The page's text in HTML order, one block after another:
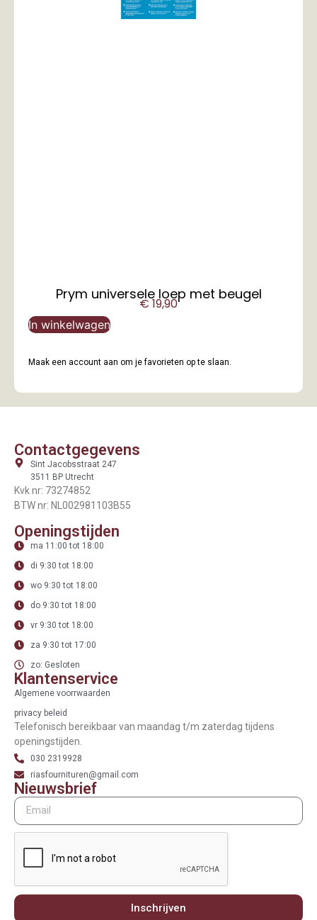
Prym universele loep met beugel
€19,90
In winkelwagen
Maak een account aan om je favorieten op te slaan.
Contactgegevens
Sint Jacobsstraat 247
3511 BP Utrecht
Kvk nr: 73274852
BTW nr: NL002981103B55
Openingstijden
ma 11:00 tot 18:00
di 9:30 tot 18:00
wo 9:30 tot 18:00
do 9:30 tot 18:00
vr 9:30 tot 18:00
za 9:30 tot 17:00
zo: Gesloten
Klantenservice
Algemene voorrwaarden
privacy beleid
Telefonisch bereikbaar van maandag t/m zaterdag tijdens
openingstijden.
030 2319928
riasfournituren@gmail.com
Nieuwsbrief
Inschrijven